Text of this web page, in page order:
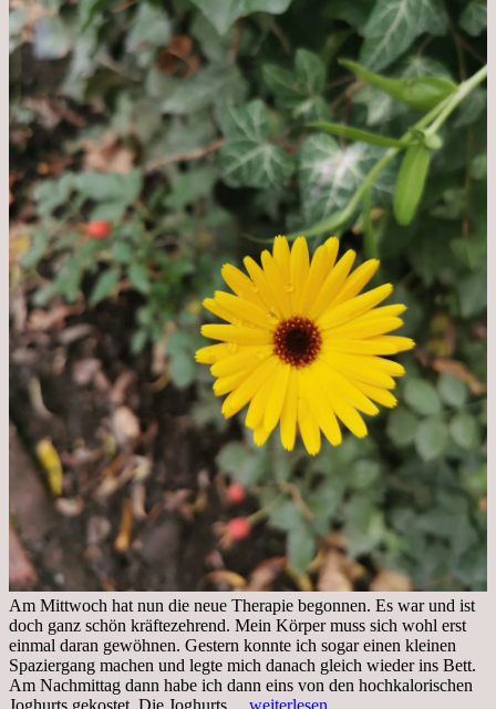
Am Mittwoch hat nun die neue Therapie begonnen. Es war und ist
doch ganz schön kräftezehrend. Mein Körper muss sich wohl erst
einmal daran gewöhnen. Gestern konnte ich sogar einen kleinen
Spaziergang machen und legte mich danach gleich wieder ins Bett.
Am Nachmittag dann habe ich dann eins von den hochkalorischen
Joghurts gekostet. Die Joghurts… Freitag,
weiterlesen